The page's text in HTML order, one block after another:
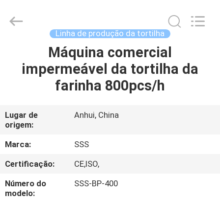
CASA
VÍDEOS
SOBRE
NÓS
Machinery
Technology
Linha de produção da tortilha
Máquina comercial
impermeável da tortilha da
farinha 800pcs/h
Lugar de
origem:
Anhui, China
Marca:
SSS
Certificação:
CE,ISO,
Número do
modelo:
SSS-BP-400